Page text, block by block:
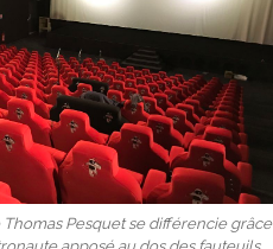
Thomas Pesquet se différencie